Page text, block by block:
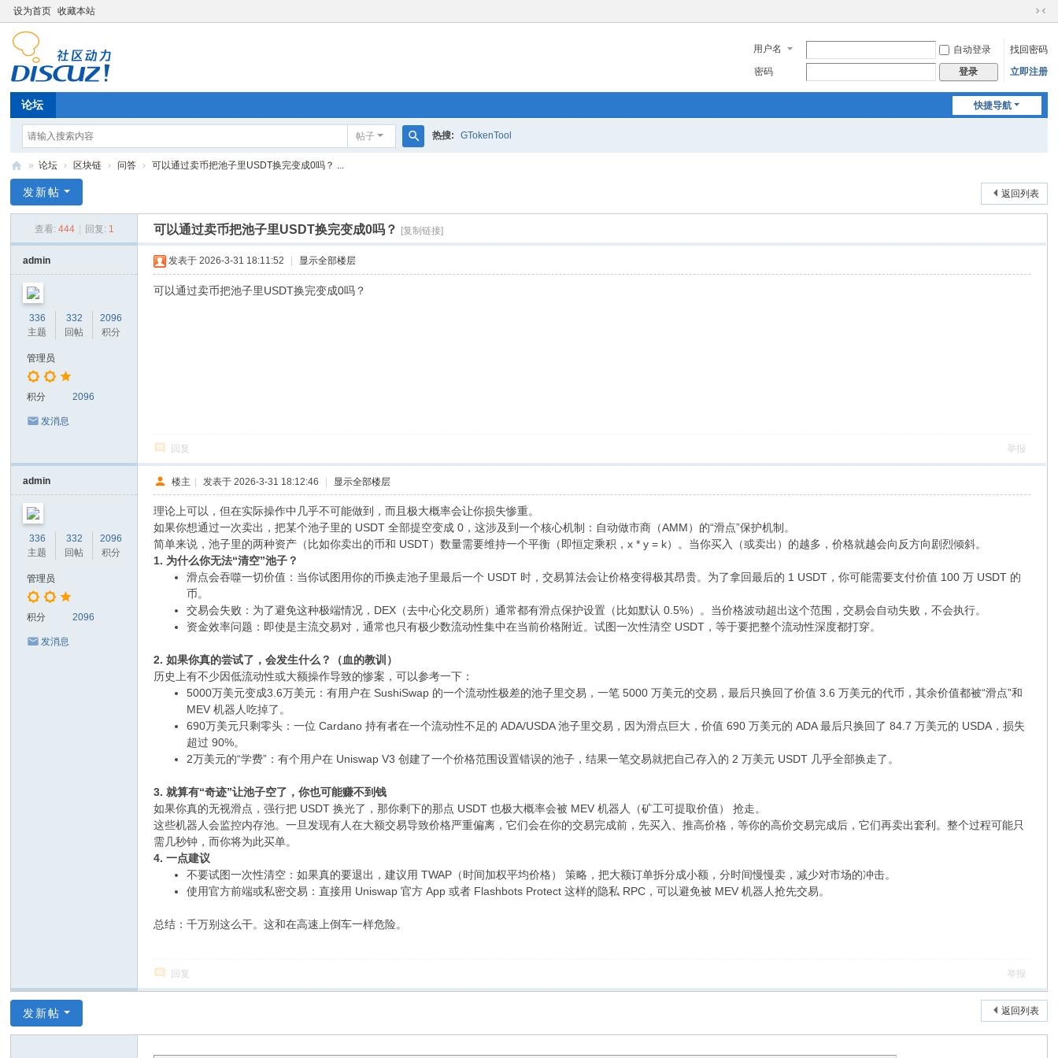
设为首页 收藏本站
切
到
窄
用户名 自动登录
找回密码
密码
登录 立即注册
快捷导航
论坛
帖子 热搜: GTokenTool
T
oo
» 论坛 › 区块链 › 问答 › 可以通过卖币把池子里USDT换完变成0吗？ ...
返回列表
发新帖
查看: 444 回复: 1 可以通过卖币把池子里USDT换完变成0吗？ [复制链接]
admin
336
主题
332
回帖
2096
积分
管理员
积分 2096
发消息
发表于 2026-3-31 18:11:52 显示全部楼层
可以通过卖币把池子里USDT换完变成0吗？
回复 举报
admin
336
主题
332
回帖
2096
积分
管理员
积分 2096
发消息
楼主 | 发表于 2026-3-31 18:12:46 | 显示全部楼层
理论上可以，但在实际操作中几乎不可能做到，而且极大概率会让你损失惨重。
如果你想通过一次卖出，把某个池子里的 USDT 全部提空变成 0，这涉及到一个核心机制：自动做市商（AMM）的“滑点”保护机制。
简单来说，池子里的两种资产（比如你卖出的币和 USDT）数量需要维持一个平衡（即恒定乘积，x * y = k）。当你买入（或卖出）的越多，价格就越会向反方向剧烈倾斜。
1. 为什么你无法“清空”池子？
滑点会吞噬一切价值：当你试图用你的币换走池子里最后一个 USDT 时，交易算法会让价格变得极其昂贵。为了拿回最后的 1 USDT，你可能需要支付价值 100 万 USDT 的
币。
交易会失败：为了避免这种极端情况，DEX（去中心化交易所）通常都有滑点保护设置（比如默认 0.5%）。当价格波动超出这个范围，交易会自动失败，不会执行。
资金效率问题：即使是主流交易对，通常也只有极少数流动性集中在当前价格附近。试图一次性清空 USDT，等于要把整个流动性深度都打穿。
2. 如果你真的尝试了，会发生什么？（血的教训）
历史上有不少因低流动性或大额操作导致的惨案，可以参考一下：
5000万美元变成3.6万美元：有用户在 SushiSwap 的一个流动性极差的池子里交易，一笔 5000 万美元的交易，最后只换回了价值 3.6 万美元的代币，其余价值都被“滑点”和
MEV 机器人吃掉了。
690万美元只剩零头：一位 Cardano 持有者在一个流动性不足的 ADA/USDA 池子里交易，因为滑点巨大，价值 690 万美元的 ADA 最后只换回了 84.7 万美元的 USDA，损失
超过 90%。
2万美元的“学费”：有个用户在 Uniswap V3 创建了一个价格范围设置错误的池子，结果一笔交易就把自己存入的 2 万美元 USDT 几乎全部换走了。
3. 就算有“奇迹”让池子空了，你也可能赚不到钱
如果你真的无视滑点，强行把 USDT 换光了，那你剩下的那点 USDT 也极大概率会被 MEV 机器人（矿工可提取价值） 抢走。
这些机器人会监控内存池。一旦发现有人在大额交易导致价格严重偏离，它们会在你的交易完成前，先买入、推高价格，等你的高价交易完成后，它们再卖出套利。整个过程可能只
需几秒钟，而你将为此买单。
4. 一点建议
不要试图一次性清空：如果真的要退出，建议用 TWAP（时间加权平均价格） 策略，把大额订单拆分成小额，分时间慢慢卖，减少对市场的冲击。
使用官方前端或私密交易：直接用 Uniswap 官方 App 或者 Flashbots Protect 这样的隐私 RPC，可以避免被 MEV 机器人抢先交易。
总结：千万别这么干。这和在高速上倒车一样危险。
回复 举报
返回列表
发新帖